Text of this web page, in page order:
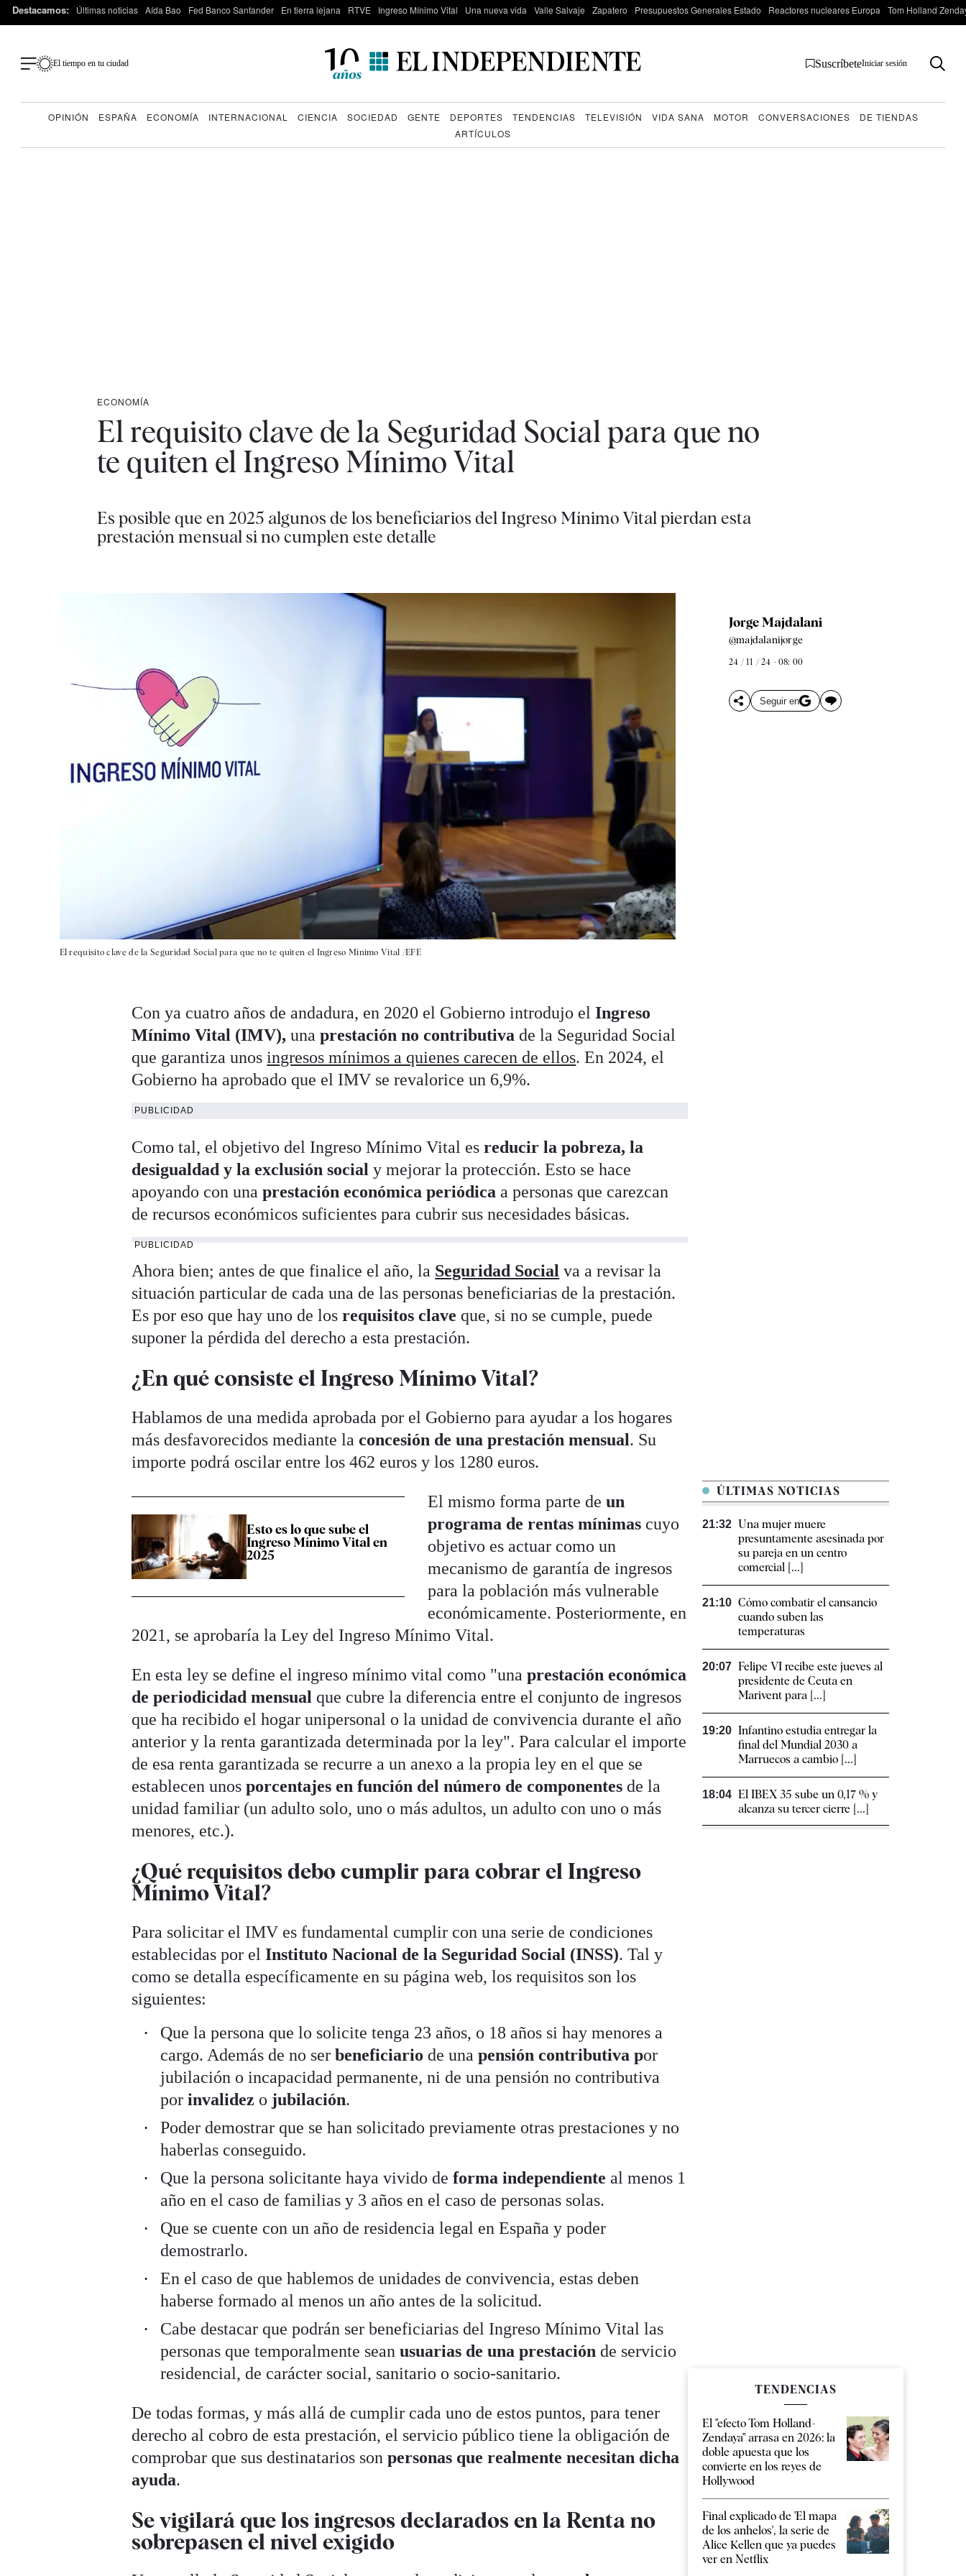
Destacamos: Últimas noticias Aída Bao Fed Banco Santander En tierra lejana RTVE Ingreso Mínimo Vital Una nueva vida Valle Salvaje Zapatero Presupuestos Generales Estado Reactores nucleares Europa Tom Holland
El tiempo en tu ciudad SuscríbeteIniciar sesión
OPINIÓN ESPAÑA ECONOMÍA INTERNACIONAL CIENCIA SOCIEDAD GENTE DEPORTES TENDENCIAS TELEVISIÓN VIDA SANA MOTOR CONVERSACIONES
DE TIENDAS
ARTÍCULOS
ECONOMÍA
El requisito clave de la Seguridad Social para que no
te quiten el Ingreso Mínimo Vital
Es posible que en 2025 algunos de los beneficiarios del Ingreso Mínimo Vital pierdan esta
prestación mensual si no cumplen este detalle
El requisito clave de la Seguridad Social para que no te quiten el Ingreso Mínimo Vital /EFE
Jorge Majdalani
@majdalanijorge
24 / 11 / 24 - 08: 00
Seguir en
Con ya cuatro años de andadura, en 2020 el Gobierno introdujo elIngreso
Mínimo Vital (IMV), unaprestación no contributiva de la Seguridad Social
que garantiza unos ingresos mínimos a quienes carecen de ellos. En 2024, el
Gobierno ha aprobado que el IMV se revalorice un 6,9%.
PUBLICIDAD
Como tal, el objetivo del Ingreso Mínimo Vital esreducir la pobreza, la
desigualdad y la exclusión social y mejorar la protección. Esto se hace
apoyando con unaprestación económica periódica a personas que carezcan
de recursos económicos suficientes para cubrir sus necesidades básicas.
PUBLICIDAD
Ahora bien; antes de que finalice el año, la Seguridad Social va a revisar la
situación particular de cada una de las personas beneficiarias de la prestación.
Es por eso que hay uno de losrequisitos clave que, si no se cumple, puede
suponer la pérdida del derecho a esta prestación.
¿En qué consiste el Ingreso Mínimo Vital?
Hablamos de una medida aprobada por el Gobierno para ayudar a los hogares
más desfavorecidos mediante laconcesión de una prestación mensual. Su
importe podrá oscilar entre los 462 euros y los 1280 euros.
Esto es lo que sube el
Ingreso Mínimo Vital en
2025
El mismo forma parte deun
programa de rentas mínimas cuyo
objetivo es actuar como un
mecanismo de garantía de ingresos
para la población más vulnerable
económicamente. Posteriormente, en
2021, se aprobaría la Ley del Ingreso Mínimo Vital.
En esta ley se define el ingreso mínimo vital como "unaprestación económica
de periodicidad mensualque cubre la diferencia entre el conjunto de ingresos
que ha recibido el hogar unipersonal o la unidad de convivencia durante el año
anterior y la renta garantizada determinada por la ley". Para calcular el importe
de esa renta garantizada se recurre a un anexo a la propia ley en el que se
establecen unosporcentajes en función del número de componentes de la
unidad familiar (un adulto solo, uno o más adultos, un adulto con uno o más
menores, etc.).
¿Qué requisitos debo cumplir para cobrar el Ingreso
Mínimo Vital?
Para solicitar el IMV es fundamental cumplir con una serie de condiciones
establecidas por elInstituto Nacional de la Seguridad Social (INSS). Tal y
como se detalla específicamente en su página web, los requisitos son los
siguientes:
Que la persona que lo solicite tenga 23 años, o 18 años si hay menores a
cargo. Además de no serbeneficiariode una pensión contributiva por
jubilación o incapacidad permanente, ni de una pensión no contributiva
porinvalidez o jubilación.
Poder demostrar que se han solicitado previamente otras prestaciones y no
haberlas conseguido.
Que la persona solicitante haya vivido de forma independiente al menos 1
año en el caso de familias y 3 años en el caso de personas solas.
Que se cuente con un año de residencia legal en España y poder
demostrarlo.
En el caso de que hablemos de unidades de convivencia, estas deben
haberse formado al menos un año antes de la solicitud.
Cabe destacar que podrán ser beneficiarias del Ingreso Mínimo Vital las
personas que temporalmente sean usuarias de una prestaciónde servicio
residencial, de carácter social, sanitario o socio-sanitario.
De todas formas, y más allá de cumplir cada uno de estos puntos, para tener
derecho al cobro de esta prestación, el servicio público tiene la obligación de
comprobar que sus destinatarios sonpersonas que realmente necesitan dicha
ayuda.
Se vigilará que los ingresos declarados en la Renta no
sobrepasen el nivel exigido
ÚLTIMAS NOTICIAS
21:32 Una mujer muere
presuntamente asesinada por
su pareja en un centro
comercial [...]
21:10 Cómo combatir el cansancio​
cuando suben las
temperaturas
20:07 Felipe VI recibe este jueves al
presidente de Ceuta en
Marivent para [...]
19:20 Infantino estudia entregar la
final del Mundial 2030 a
Marruecos a cambio [...]
18:04 El IBEX 35 sube un 0,17 % y
alcanza su tercer cierre [...]
TENDENCIAS
El "efecto Tom Holland-
Zendaya" arrasa en 2026: la
doble apuesta que los
convierte en los reyes de
Hollywood
Final explicado de 'El mapa
de los anhelos', la serie de
Alice Kellen que ya puedes
ver en Netflix